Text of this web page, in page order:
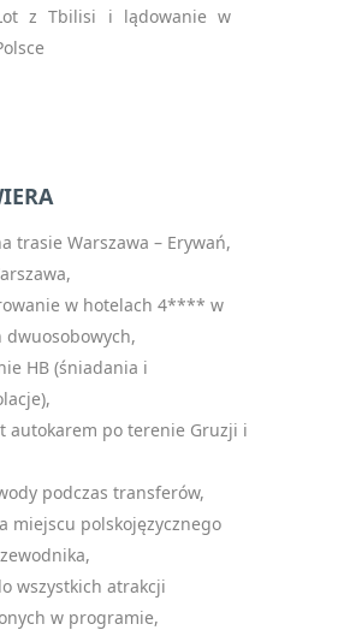
z Tbilisi i lądowanie w
trasie Warszawa – Erywań,
w hotelach 4**** w
dwuosobowych,
HB (śniadania i
autokarem po terenie Gruzji i
podczas transferów,
miejscu polskojęzycznego
wszystkich atrakcji
w programie,